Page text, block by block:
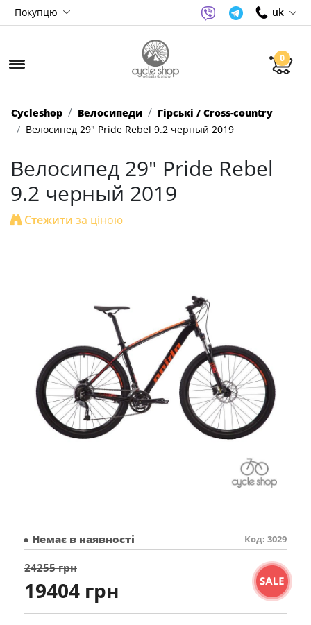
Покупцю uk
0
Cycleshop Велосипеди
Гірські / Cross-country
Велосипед 29" Pride Rebel 9.2 черный 2019
Велосипед 29" Pride Rebel
9.2 черный 2019
Стежити за ціною
● Немає в наявності Код: 3029
24255 грн
19404 грн